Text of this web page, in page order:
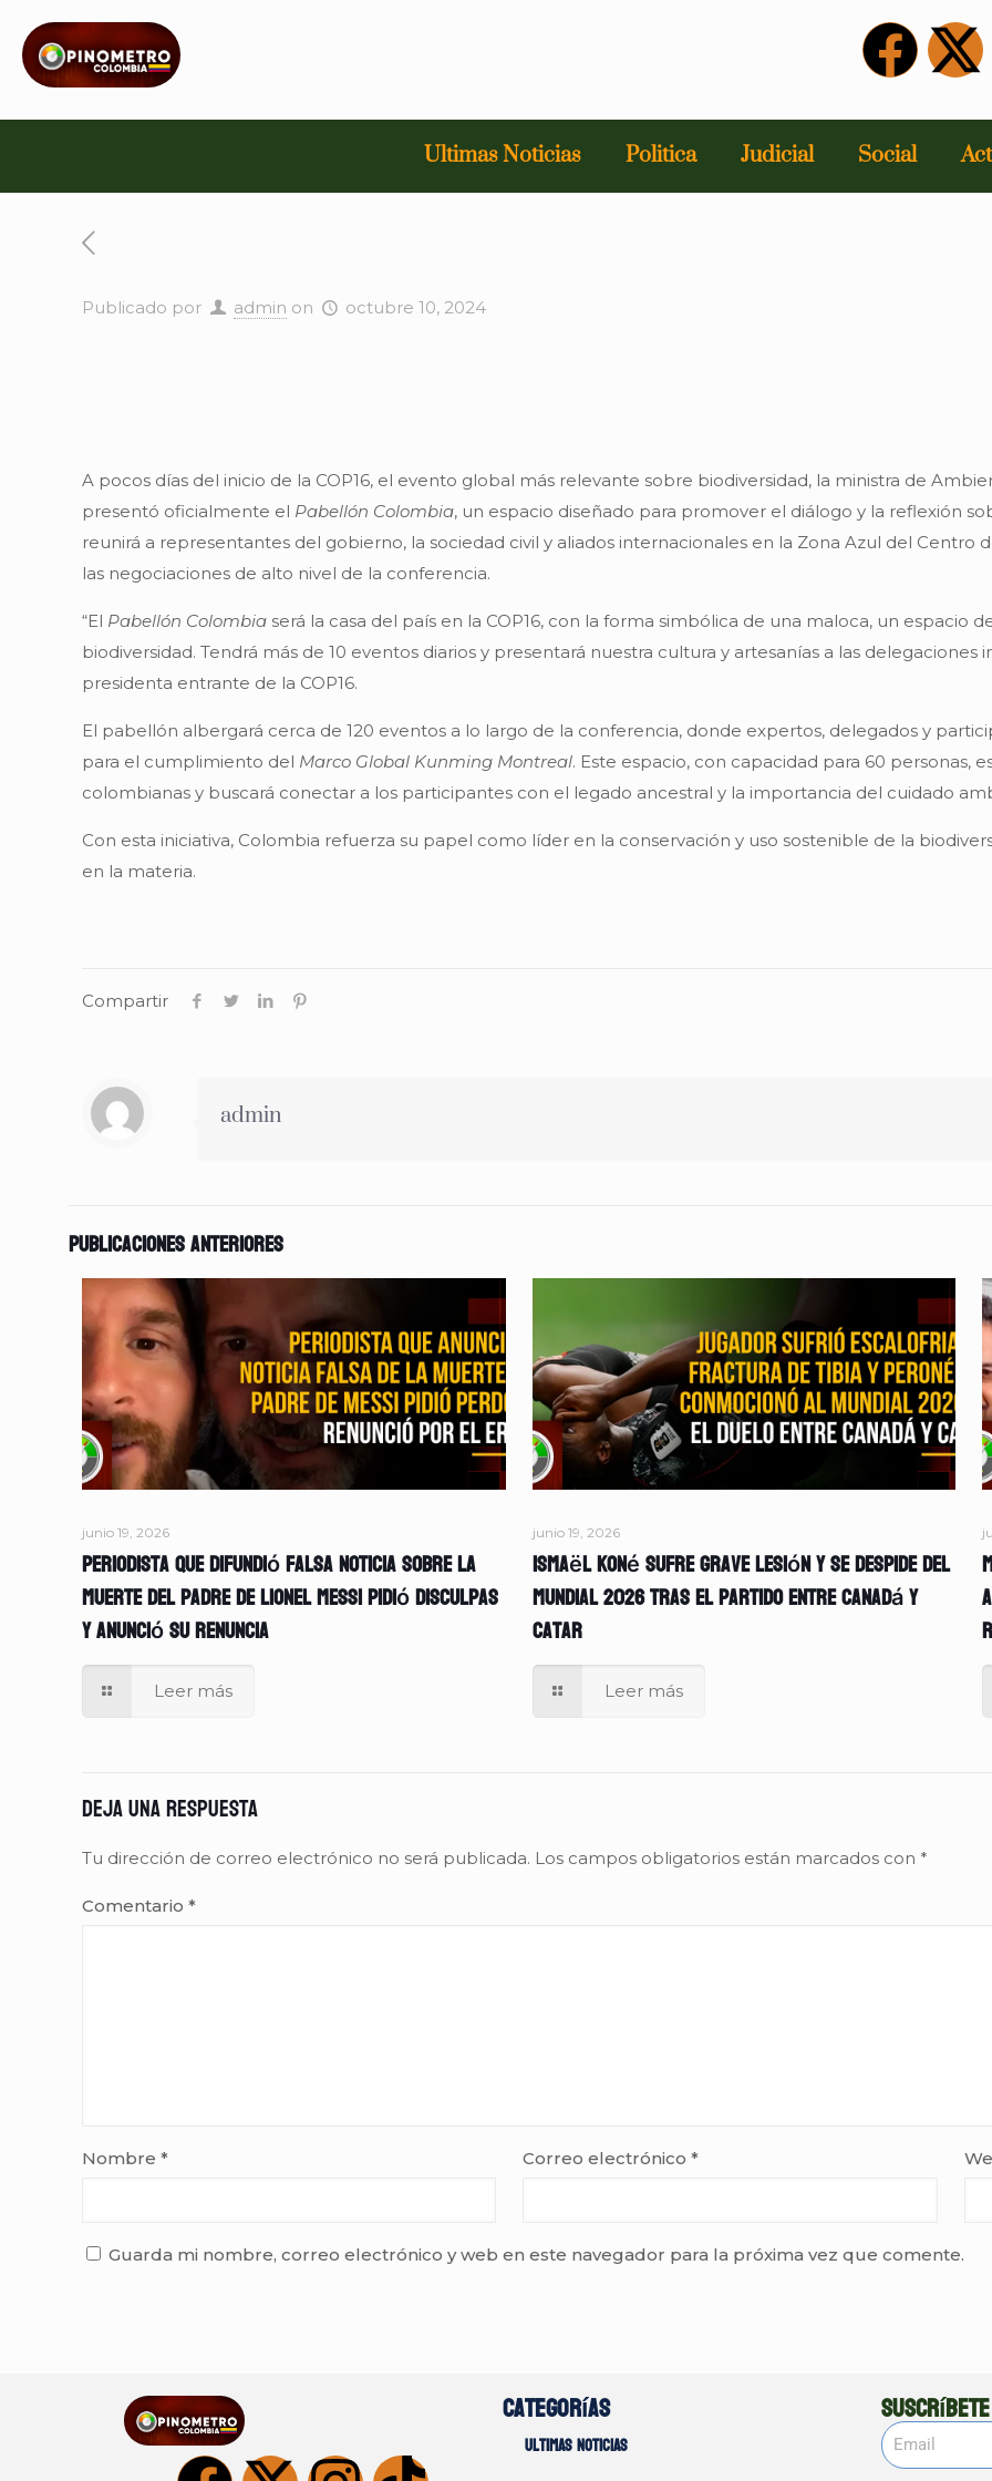
Ultimas Noticias Politica Judicial Social
Publicado por admin on octubre 10, 2024
A pocos días del inicio de la COP16, el evento global más relevante sobre biodiversidad, la ministra de
presentó oficialmente el Pabellón Colombia, un espacio diseñado para promover el diálogo y la reflexión
reunirá a representantes del gobierno, la sociedad civil y aliados internacionales en la Zona Azul del Centro
las negociaciones de alto nivel de la conferencia.
“El Pabellón Colombia será la casa del país en la COP16, con la forma simbólica de una maloca, un espacio
biodiversidad. Tendrá más de 10 eventos diarios y presentará nuestra cultura y artesanías a las delegaciones
presidenta entrante de la COP16.
El pabellón albergará cerca de 120 eventos a lo largo de la conferencia, donde expertos, delegados y
para el cumplimiento del Marco Global Kunming Montreal. Este espacio, con capacidad para 60 personas,
colombianas y buscará conectar a los participantes con el legado ancestral y la importancia del cuidado
Con esta iniciativa, Colombia refuerza su papel como líder en la conservación y uso sostenible de la
en la materia.
Compartir
admin
Publicaciones anteriores
junio 19, 2026
Periodista que difundió falsa noticia sobre la
muerte del padre de Lionel Messi pidió disculpas
y anunció su renuncia
Leer más
junio 19, 2026
Ismaël Koné sufre grave lesión y se despide del
Mundial 2026 tras el partido entre Canadá y
Catar
Leer más
Deja una respuesta
Tu dirección de correo electrónico no será publicada. Los campos obligatorios están marcados con *
Comentario *
Nombre * Correo electrónico*
Guarda mi nombre, correo electrónico y web en este navegador para la próxima vez que comente.
Categorías
Ultimas noticias